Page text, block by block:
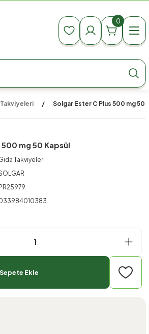
0
Takviyeleri Solgar Ester C Plus 500 mg 50
mg 50 Kapsül
Takviyeleri
PR25979
Sepete Ekle